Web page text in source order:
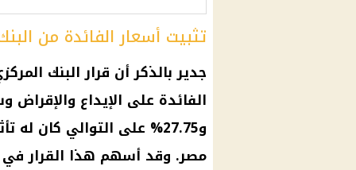
تثبيت أسعار الفائدة من
جدير بالذكر أن قرار البنك
و27.75% على التوالي كان
مصر. وقد أسهم هذا القرار في